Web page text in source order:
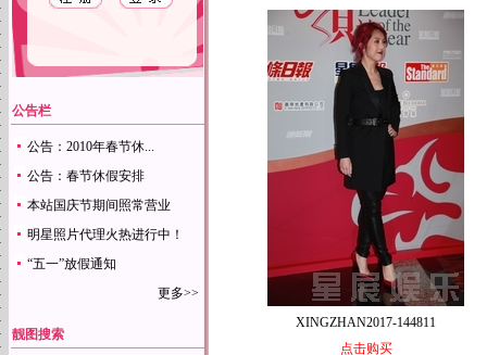
公告栏
公告：2010年春节休...
公告：春节休假安排
本站国庆节期间照常营业
明星照片代理火热进行中！
“五一”放假通知
更多>>
靓图搜索
XINGZHAN2017-144811
点击购买